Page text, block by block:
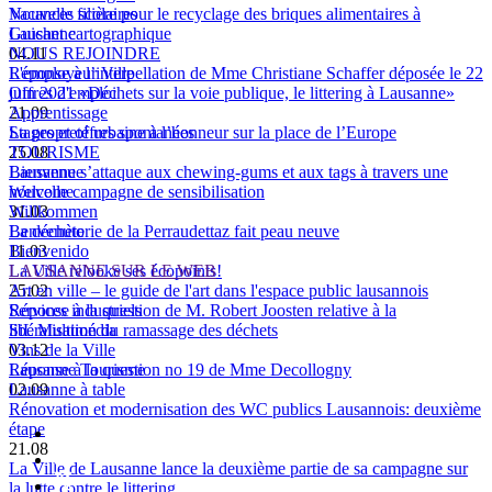
Nouvelle filière pour le recyclage des briques alimentaires à
Lausanne
04.11
Réponse à l’interpellation de Mme Christiane Schaffer déposée le 22
juin 2021 «Déchets sur la voie publique, le littering à Lausanne»
21.09
La propreté urbaine à l’honneur sur la place de l’Europe
25.08
Lausanne s’attaque aux chewing-gums et aux tags à travers une
nouvelle campagne de sensibilisation
31.03
La déchèterie de la Perraudettaz fait peau neuve
11.03
La Ville relooke ses écopoints!
25.02
Réponse à la question de M. Robert Joosten relative à la
libéralisation du ramassage des déchets
03.12
Réponse à la question no 19 de Mme Decollogny
02.09
Rénovation et modernisation des WC publics Lausannois: deuxième
étape
21.08
La Ville de Lausanne lance la deuxième partie de sa campagne sur
la lutte contre le littering
Vacances scolaires
Guichet cartographique
NOUS REJOINDRE
L'employeur Ville
Offres d'emploi
Apprentissage
Stages et offres spontanées
TOURISME
Bienvenue
Welcome
Willkommen
Benvenuto
Bienvenido
LAUSANNE SUR LE WEB
Art en ville – le guide de l'art dans l'espace public lausannois
Services industriels
SiL Multimédia
Vins de la Ville
Lausanne Tourisme
Lausanne à table